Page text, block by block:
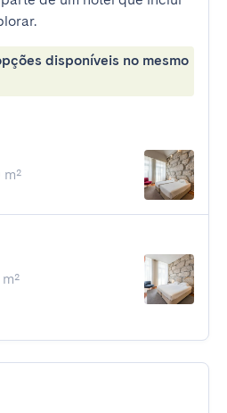
disponíveis no mesmo
m²